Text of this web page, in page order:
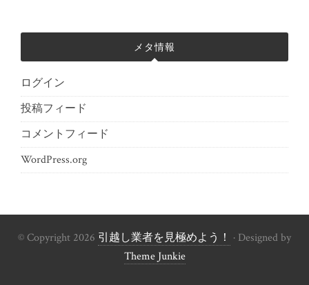
メタ情報
ログイン
投稿フィード
コメントフィード
WordPress.org
© Copyright 2026 引越し業者を見極めよう！ · Designed by
Theme Junkie